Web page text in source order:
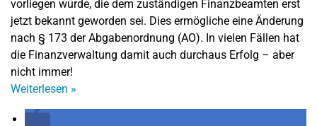
vorliegen würde, die dem zuständigen Finanzbeamten erst
jetzt bekannt geworden sei. Dies ermögliche eine Änderung
nach § 173 der Abgabenordnung (AO). In vielen Fällen hat
die Finanzverwaltung damit auch durchaus Erfolg – aber
nicht immer!
Weiterlesen »